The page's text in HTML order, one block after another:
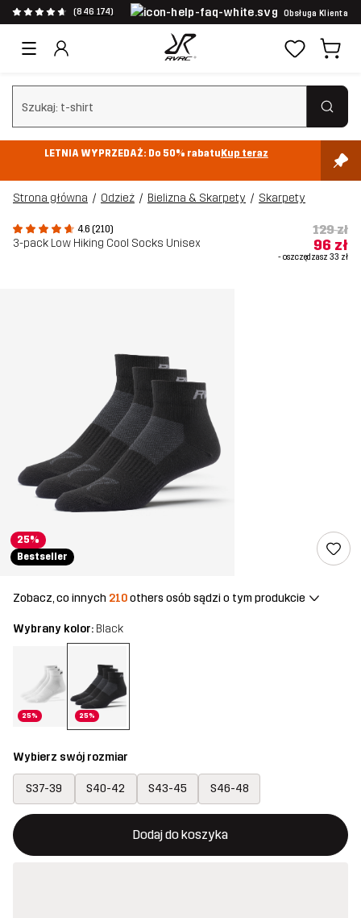
(846 174) Obsługa Klienta
Wyczyść wyszukiwanie
LETNIA WYPRZEDAŻ: Do 50% rabatuKup teraz
Strona główna Odzież Bielizna & Skarpety Skarpety
4.6 (210)
3-pack Low Hiking Cool Socks Unisex
129 zł
96 zł
- oszczędzasz 33 zł
25%
Bestseller
Zobacz, co innych 210others osób sądzi o tym produkcie
Wybrany kolor: Black
25% 25%
Wybierz swój rozmiar
S37-39 S40-42 S43-45 S46-48
Dodaj do koszyka
Ten przycisk otworzy nowe okno, w którym można
{{size}} nie jest dostępny